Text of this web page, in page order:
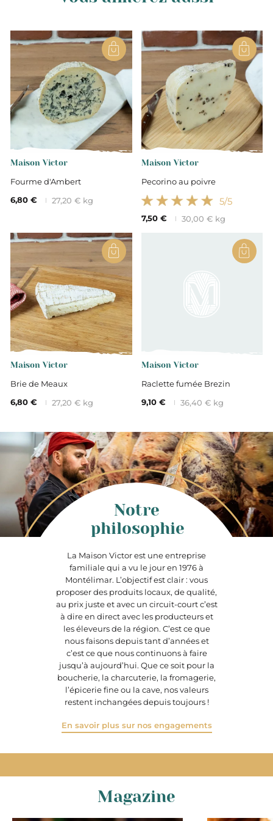
Maison Victor
Fourme d'Ambert
6,80 €
27,20 € kg
Maison Victor
Pecorino au poivre
5/5
7,50 € 30,00 € kg
Maison Victor
Brie de Meaux
6,80 €
27,20 € kg
Maison Victor
Raclette fumée Brezin
9,10 €
36,40 € kg
La Maison Victor est une entreprise
familiale qui a vu le jour en 1976 à
Montélimar. L’objectif est clair : vous
proposer des produits locaux, de qualité,
au prix juste et avec un circuit-court c’est
à dire en direct avec les producteurs et
les éleveurs de la région. C’est ce que
nous faisons depuis tant d’années et
c’est ce que nous continuons à faire
jusqu’à aujourd’hui. Que ce soit pour la
boucherie, la charcuterie, la fromagerie,
l’épicerie fine ou la cave, nos valeurs
restent inchangées depuis toujours !
En savoir plus sur nos engagements
Notre
philosophie
Magazine